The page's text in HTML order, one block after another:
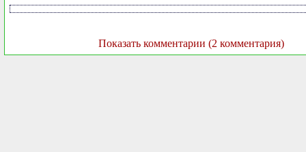
Показать комментарии (2 комментария)